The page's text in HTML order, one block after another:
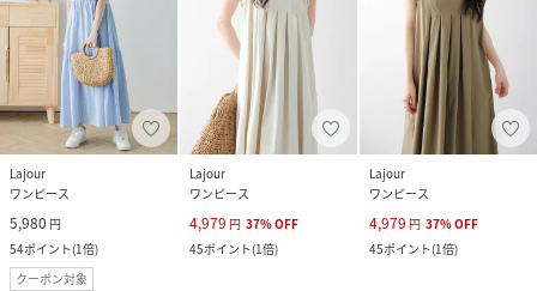
Lajour
ワンピース
5,980 円
54ポイント(1倍)
クーポン対象
Lajour
ワンピース
4,979 円 37%OFF
45ポイント(1倍)
Lajour
ワンピース
4,979 円 37%OFF
45ポイント(1倍)